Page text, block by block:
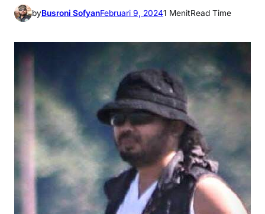
byBusroni SofyanFebruari 9, 20241 MenitRead Time